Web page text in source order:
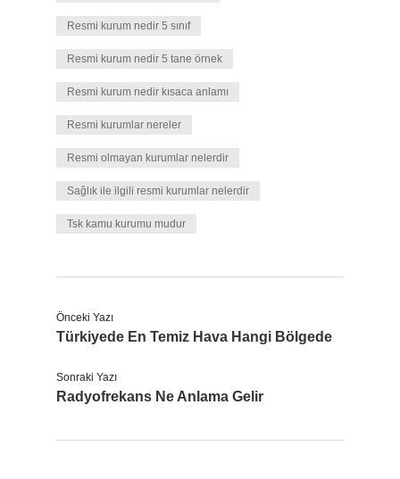
Resmi kurum nedir 5 sınıf
Resmi kurum nedir 5 tane örnek
Resmi kurum nedir kısaca anlamı
Resmi kurumlar nereler
Resmi olmayan kurumlar nelerdir
Sağlık ile ilgili resmi kurumlar nelerdir
Tsk kamu kurumu mudur
Önceki Yazı
Türkiyede En Temiz Hava Hangi Bölgede
Sonraki Yazı
Radyofrekans Ne Anlama Gelir